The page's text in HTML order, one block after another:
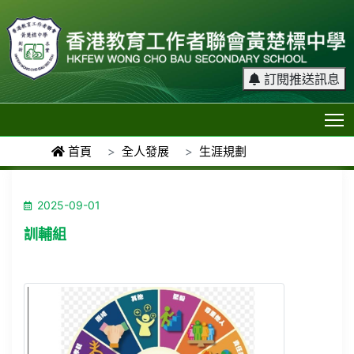
訂閱推送訊息
首頁 全人發展 生涯規劃
2025-09-01
訓輔組